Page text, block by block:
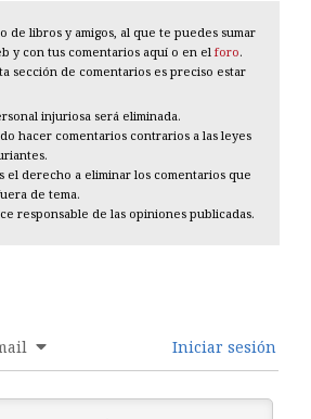
de libros y amigos, al que te puedes sumar
y con tus comentarios aquí o en el foro.
sección de comentarios es preciso estar
injuriosa será eliminada.
hacer comentarios contrarios a las leyes
el derecho a eliminar los comentarios que
de tema.
responsable de las opiniones publicadas.
Iniciar sesión